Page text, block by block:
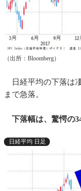
（出所：Bloomberg）
日経平均の下落は
まで急落。
下落幅は、驚愕の
日経平均 日足